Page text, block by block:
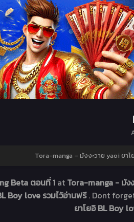
Tora-manga – มังงะวาย yaoi ยา
Beta ตอนที่ 1 at Tora-manga - มัง
Boy love รวมไว้อ่านฟรี. Dont
ยาโยอิ BL Boy